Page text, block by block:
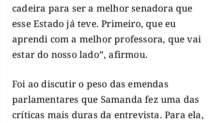
cadeira para ser a melhor senadora que
esse Estado já teve. Primeiro, que eu
aprendi com a melhor professora, que vai
estar do nosso lado”, afirmou.
Foi ao discutir o peso das emendas
parlamentares que Samanda fez uma das
críticas mais duras da entrevista. Para ela,